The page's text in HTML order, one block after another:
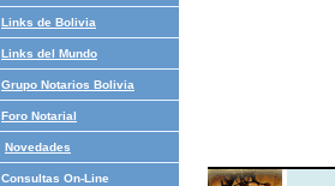
Links de Bolivia
Links del Mundo
Grupo Notarios Bolivia
Foro Notarial
Novedades
Consultas On-Line